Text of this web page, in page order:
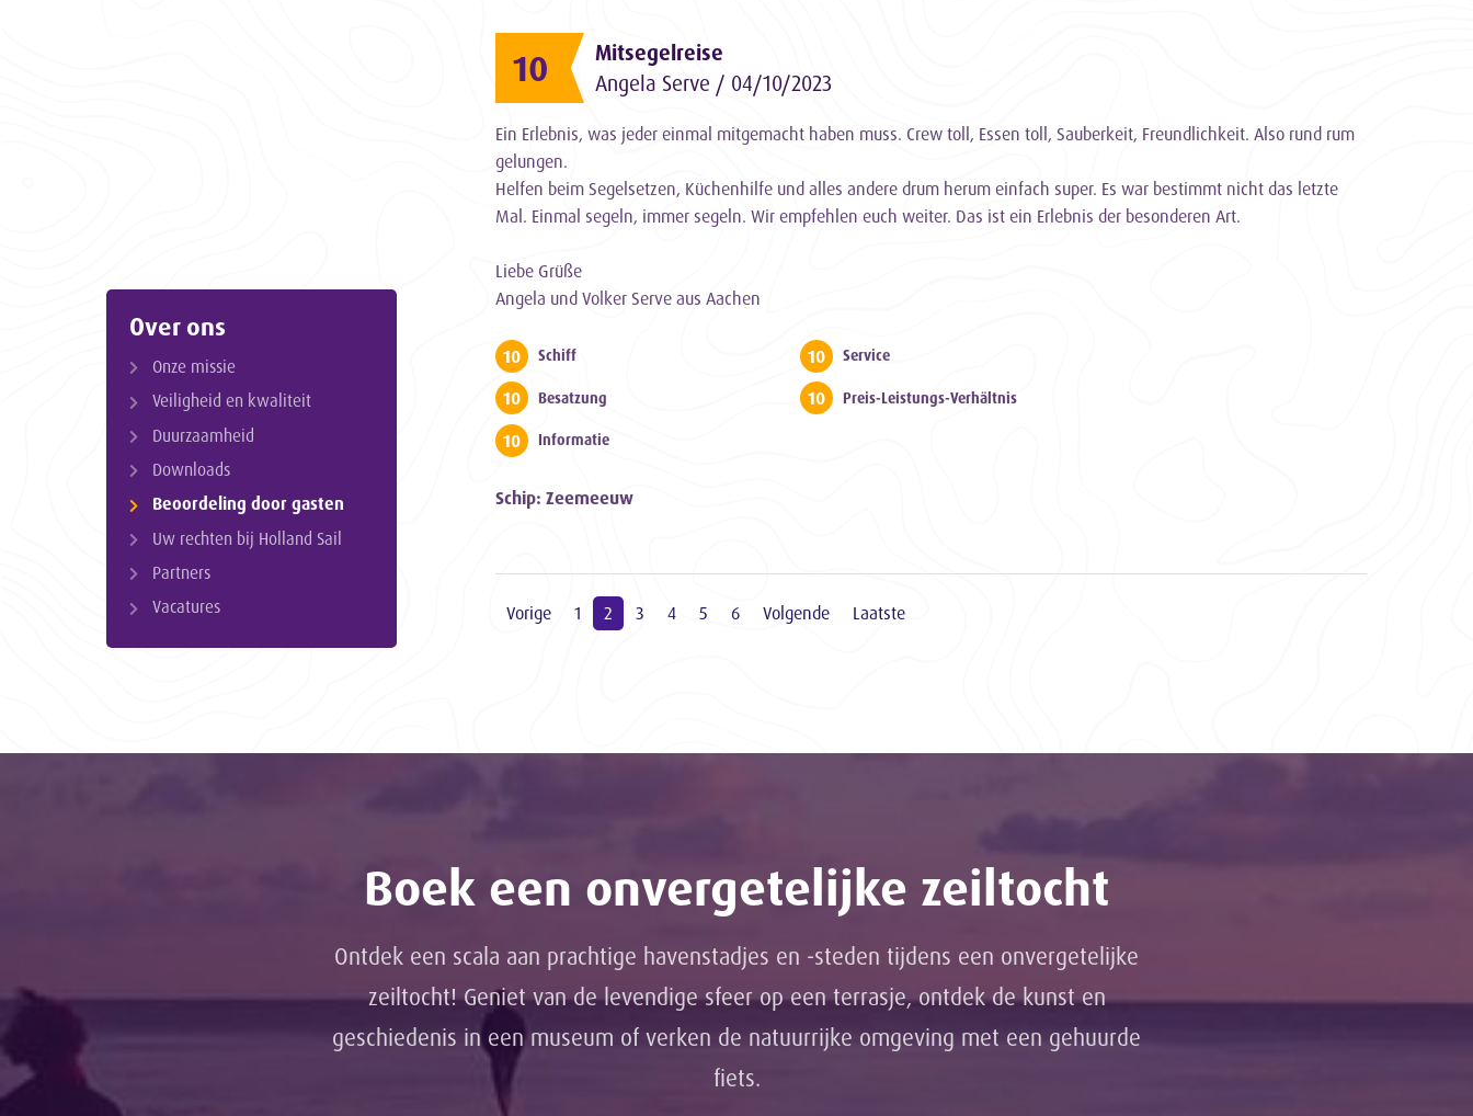
10
Mitsegelreise
Angela Serve / 04/10/2023
Ein Erlebnis, was jeder einmal mitgemacht haben muss. Crew toll, Essen toll, Sauberkeit, Freundlichkeit. Also rund rum
gelungen.
Helfen beim Segelsetzen, Küchenhilfe und alles andere drum herum einfach super. Es war bestimmt nicht das letzte
Mal. Einmal segeln, immer segeln. Wir empfehlen euch weiter. Das ist ein Erlebnis der besonderen Art.
Liebe Grüße
Angela und Volker Serve aus Aachen
10 Schiff
10 Besatzung
10 Informatie
10 Service
10 Preis-Leistungs-Verhältnis
Schip: Zeemeeuw
Vorige 1 2 3 4 5 6 Volgende Laatste
Over ons
Onze missie
Veiligheid en kwaliteit
Duurzaamheid
Downloads
Beoordeling door gasten
Uw rechten bij Holland Sail
Partners
Vacatures
Boek een onvergetelijke zeiltocht
Ontdek een scala aan prachtige havenstadjes en -steden tijdens een onvergetelijke
zeiltocht! Geniet van de levendige sfeer op een terrasje, ontdek de kunst en
geschiedenis in een museum of verken de natuurrijke omgeving met een gehuurde
fiets.